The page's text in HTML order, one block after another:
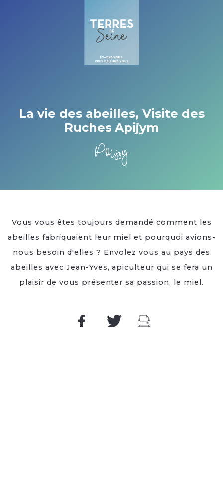
La vie des abeilles, Visite des
Ruches Apijym
Poissy
Vous vous êtes toujours demandé comment les
abeilles fabriquaient leur miel et pourquoi avions-
nous besoin d'elles ? Envolez vous au pays des
abeilles avec Jean-Yves, apiculteur qui se fera un
plaisir de vous présenter sa passion, le miel.